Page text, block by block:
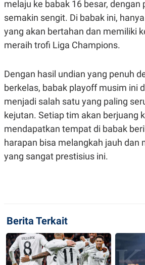
melaju ke babak 16 besar, dengan
semakin sengit. Di babak ini,
yang akan bertahan dan memiliki
meraih trofi Liga Champions.
Dengan hasil undian yang penuh
berkelas, babak playoff musim ini
menjadi salah satu yang paling
kejutan. Setiap tim akan berjuang
mendapatkan tempat di babak
harapan bisa melangkah jauh dan
yang sangat prestisius ini.
Berita Terkait